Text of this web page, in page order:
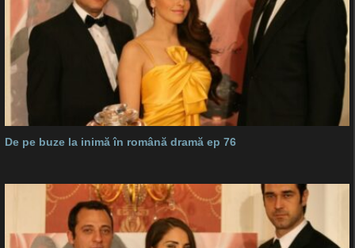
De pe buze la inimă în română dramă ep 76